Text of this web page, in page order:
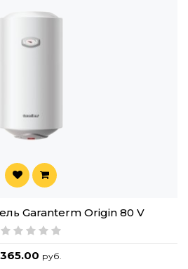
Garanterm Origin 80 V
365.00 руб.